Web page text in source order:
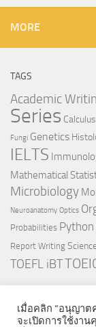
MORE
TAGS
Academic
Series Calculus
Fungi Genetics
IELTS
Mathematical
Microbiology
Neuroanatomy Optics
Probabilities Python
Report Writing
TOEFL iBT
เมื่อคลิก “อนุญา
จะเปิดการใช้งาน